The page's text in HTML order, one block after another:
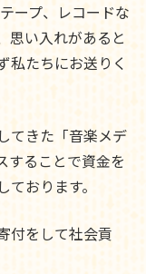
ープ、レコードな
思い入れがあると
私たちにお送りく
てきた「音楽メデ
することで資金を
おります。
付をして社会貢